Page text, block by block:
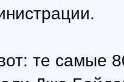
те самые